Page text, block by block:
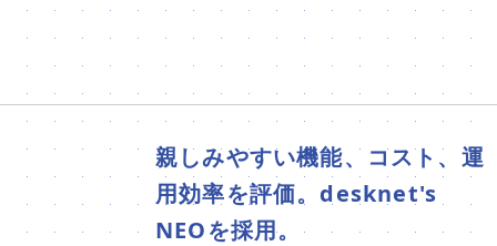
親しみやすい機能、コスト、運
用効率を評価。desknet's
NEOを採用。